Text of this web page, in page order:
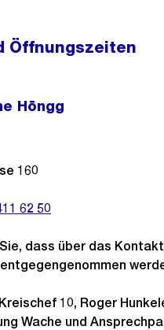
Öffnungszeiten
Höngg
dass über das
10, Roger
Wache und
160
62 50